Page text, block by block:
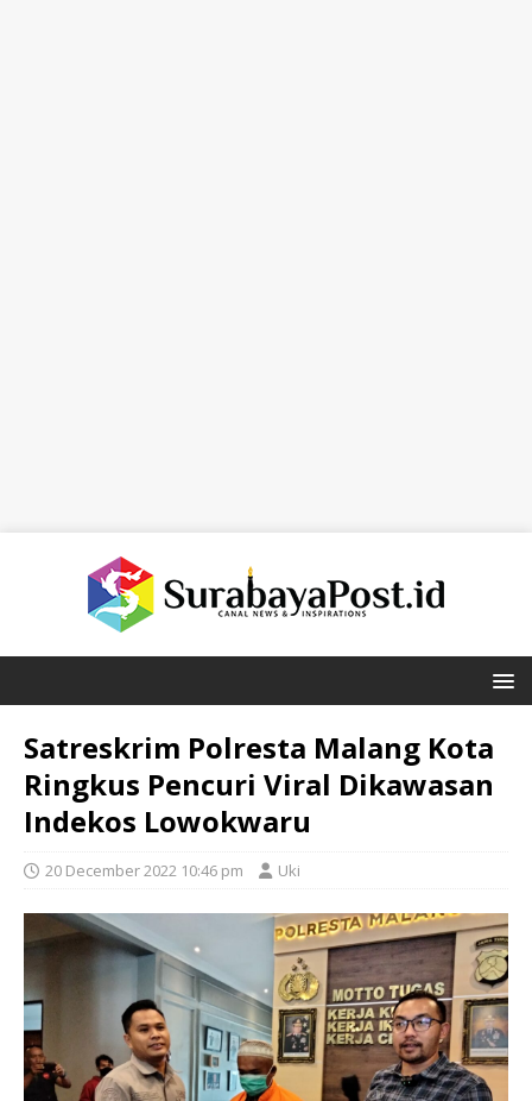
Satreskrim Polresta Malang Kota
Ringkus Pencuri Viral Dikawasan
Indekos Lowokwaru
20 December 2022 10:46 pm Uki